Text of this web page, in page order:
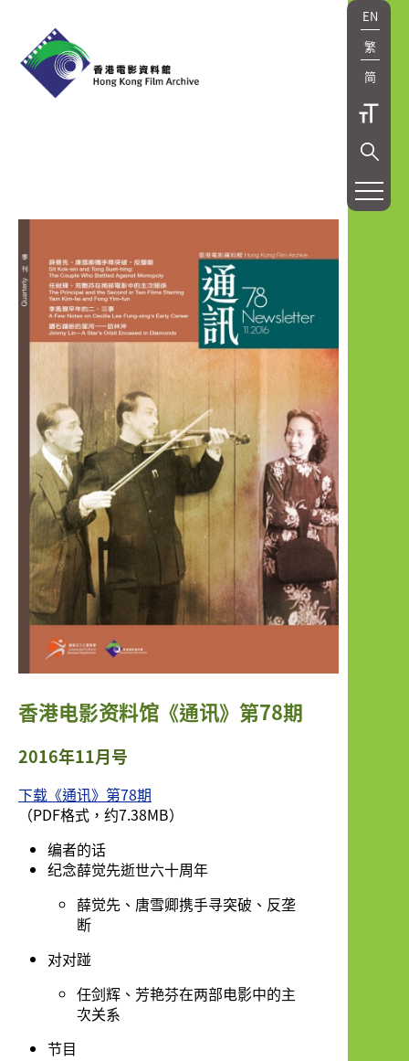
EN
繁
简
香港电影资料馆《通讯》第78期
2016年11月号
下载《通讯》第78期
（PDF格式，约7.38MB）
编者的话
纪念薛觉先逝世六十周年
薛觉先、唐雪卿携手寻突破、反垄
断
对对踫
任剑辉、芳艳芬在两部电影中的主
次关系
节目